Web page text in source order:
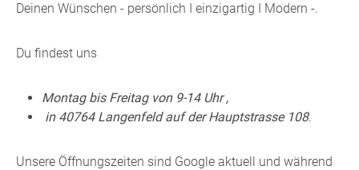
Deinen Wünschen - persönlich I einzigartig I Modern -.
Du findest uns
Montag bis Freitag von 9-14Uhr ,
in 40764 Langenfeld auf der Hauptstrasse 108.
Unsere Öffnungszeiten sind Google aktuell und während